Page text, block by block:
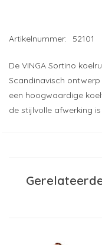
Artikelnummer: 52101
De VINGA Sortino
Scandinavisch
een hoogwaardige
de stijlvolle afwerking
koelcompartiment.
langer koel tijdens
Houd eten en